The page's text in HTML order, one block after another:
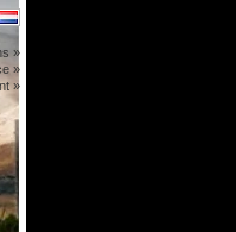
»
»
»